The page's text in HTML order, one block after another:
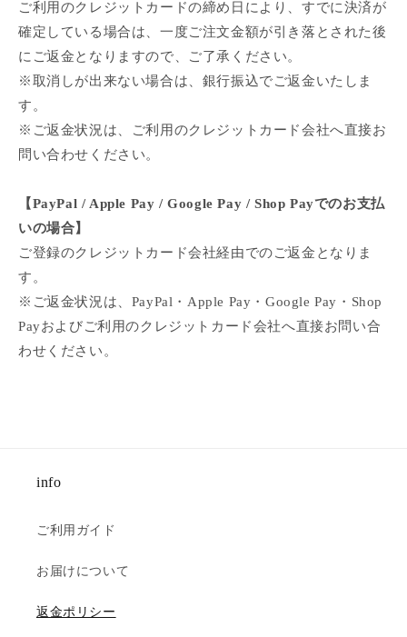
ご利用のクレジットカードの締め日により、すでに決済が
確定している場合は、一度ご注文金額が引き落とされた後
にご返金となりますので、ご了承ください。
※取消しが出来ない場合は、銀行振込でご返金いたしま
す。
※ご返金状況は、ご利用のクレジットカード会社へ直接お
問い合わせください。
【PayPal / Apple Pay / Google Pay / Shop Payでのお支払
いの場合】
ご登録のクレジットカード会社経由でのご返金となりま
す。
※ご返金状況は、PayPal・Apple Pay・Google Pay・Shop
Payおよびご利用のクレジットカード会社へ直接お問い合
わせください。
info
ご利用ガイド
お届けについて
返金ポリシー